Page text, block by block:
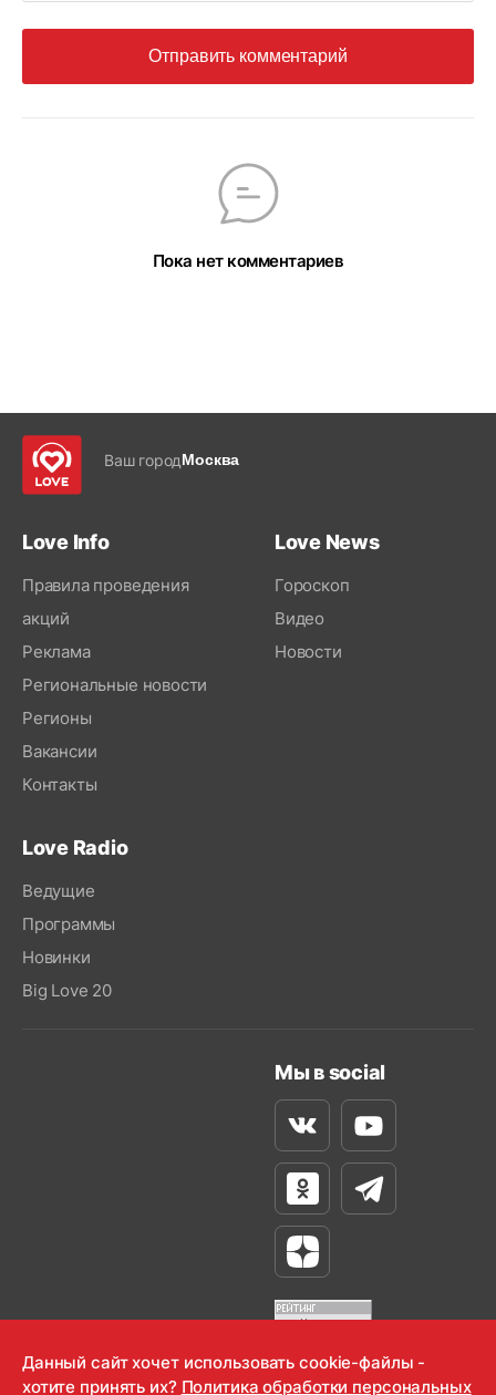
Отправить комментарий
Пока нет комментариев
Ваш городМосква
Love Info
Правила проведения
акций
Реклама
Региональные новости
Регионы
Вакансии
Контакты
Love News
Гороскоп
Видео
Новости
Love Radio
Ведущие
Программы
Новинки
Big Love 20
Мы в social
ВконтактеYoutube
Одноклассники
Телеграм
Яндекс Дзен
Данный сайт хочет использовать cookie-файлы -
хотите принять их? Политика обработки персональных